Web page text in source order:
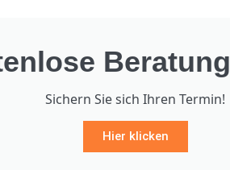
Sichern Sie sich Ihren Termin!
Hier klicken